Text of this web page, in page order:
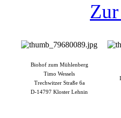
Biohof zum Mühlenberg
Timo Wessels
Trechwitzer Straße 6a
D-14797 Kloster Lehnin